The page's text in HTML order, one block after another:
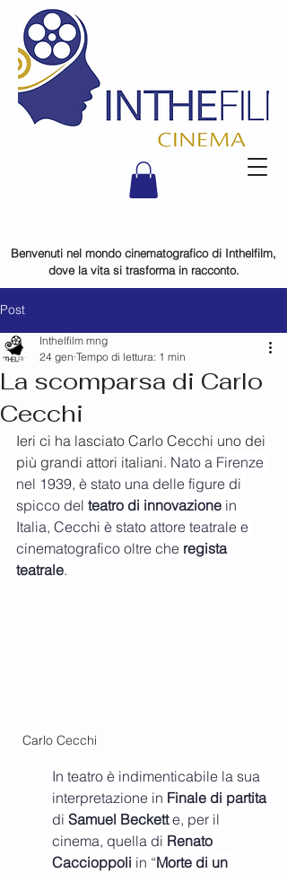
Benvenuti nel mondo cinematografico di Inthelfilm,
dove la vita si trasforma in racconto.
Post
La scomparsa di Carlo
Cecchi
Inthelfilm mng
24 gen Tempo di lettura: 1 min
Ieri ci ha lasciato Carlo Cecchi uno dei
più grandi attori italiani. Nato a Firenze
nel 1939, è stato una delle figure di
spicco del teatro di innovazione in
Italia, Cecchi è stato attore teatrale e
cinematografico oltre che regista
teatrale.
Carlo Cecchi
In teatro è indimenticabile la sua
interpretazione in Finale di partita
di Samuel Beckett e, per il
cinema, quella di Renato
Caccioppoli in “Morte di un